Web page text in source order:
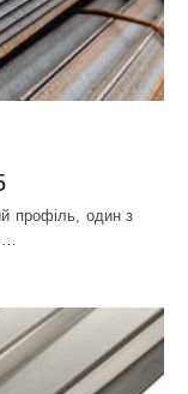
профіль, один з